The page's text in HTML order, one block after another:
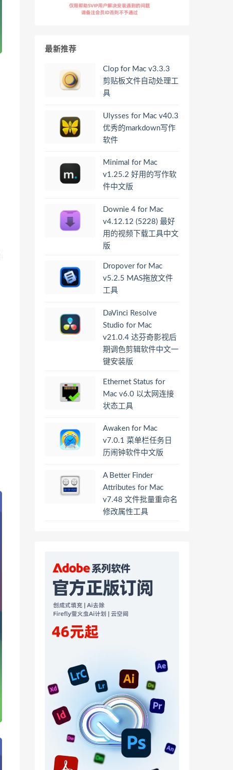
最新推荐
Clop for Mac v3.3.3
剪贴板文件自动处理工
具
Ulysses for Mac v40.3
优秀的markdown写作
软件
Minimal for Mac
v1.25.2 好用的写作软
件中文版
Downie 4 for Mac
v4.12.12 (5228) 最好
用的视频下载工具中文
版
Dropover for Mac
v5.2.5 MAS拖放文件
工具
DaVinci Resolve
Studio for Mac
v21.0.4 达芬奇影视后
期调色剪辑软件中文一
键安装版
Ethernet Status for
Mac v6.0 以太网连接
状态工具
Awaken for Mac
v7.0.1 菜单栏任务日
历闹钟软件中文版
A Better Finder
Attributes for Mac
v7.48 文件批量重命名
修改属性工具